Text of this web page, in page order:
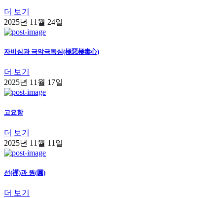
더 보기
2025년 11월 24일
자비심과 극악극독심(極惡極毒心)
더 보기
2025년 11월 17일
고요함
더 보기
2025년 11월 11일
선(禪)과 원(圓)
더 보기